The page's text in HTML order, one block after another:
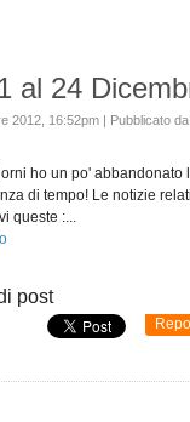
al 24
2012, 16:52pm | Pubblicato
ho un po'
di tempo! Le notizie
queste :...
post